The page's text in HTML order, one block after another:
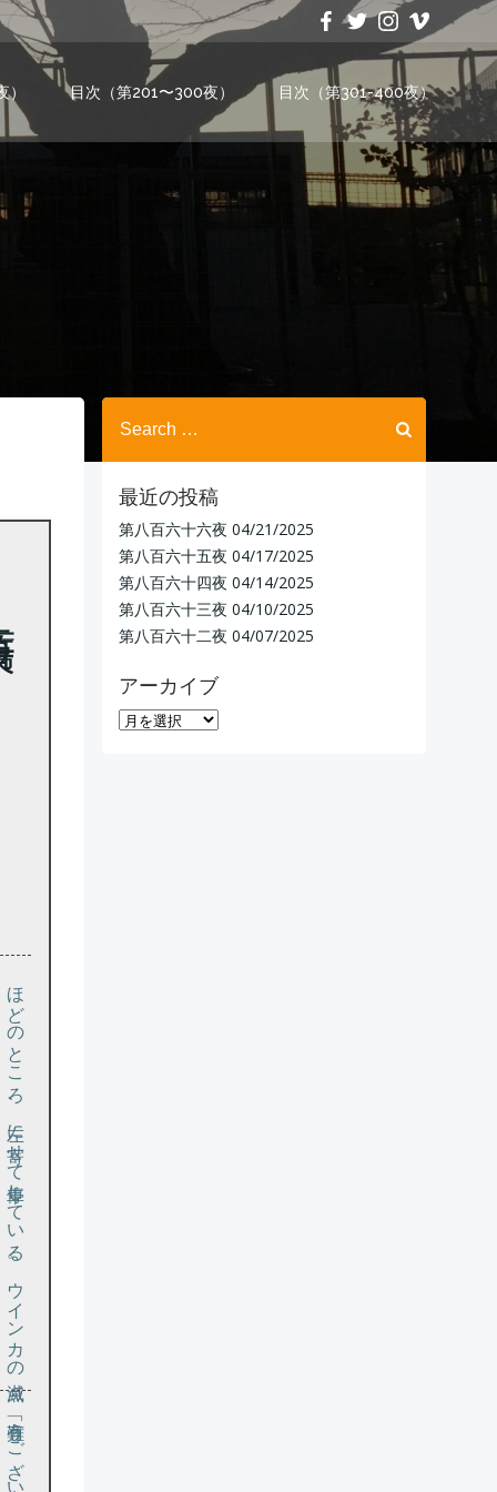
目次（第201〜300夜） 目次（第301-400夜）
ほ
を知
の角
ろ
い
Search
for:
最近の投稿
第八百六十六夜 04/21/2025
第八百六十五夜 04/17/2025
第八百六十四夜 04/14/2025
第八百六十三夜 04/10/2025
第八百六十二夜 04/07/2025
アーカイブ
ア